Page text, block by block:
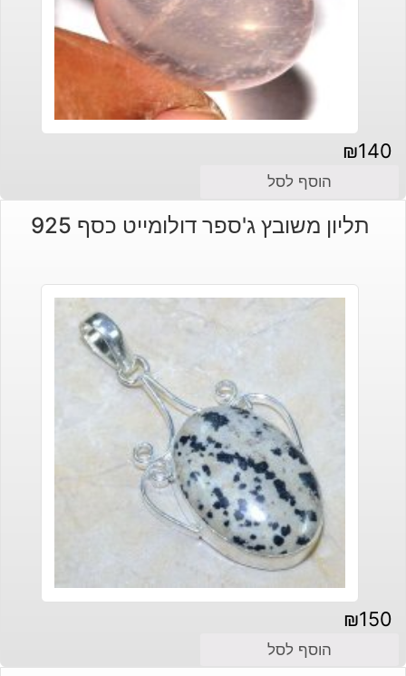
₪140
הוסף לסל
תליון משובץ ג'ספר דולומייט כסף 925
₪150
הוסף לסל